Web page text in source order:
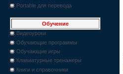
Portable для перевода
Обучение
Видеоуроки
Обучающие программы
Обучающие игры
Клавиатурные тренажеры
Книги и справочники